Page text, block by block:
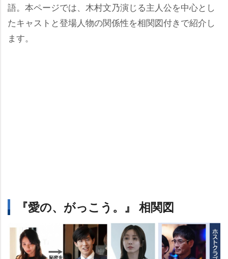
語。本ページでは、木村文乃演じる主人公を中心とし
たキャストと登場人物の関係性を相関図付きで紹介し
ます。
『愛の、がっこう。』 相関図